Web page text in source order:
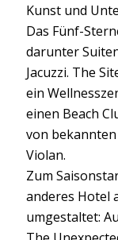
Kunst und
Das Fünf-
darunter
Jacuzzi. The
ein
einen Beach
von
Violan.
Zum
anderes Hotel
umgestaltet: